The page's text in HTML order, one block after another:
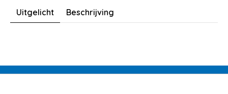
Uitgelicht Beschrijving